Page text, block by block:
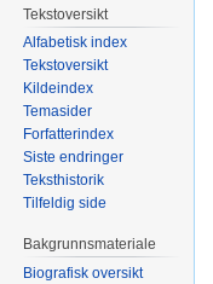
Tekstoversikt
Alfabetisk index
Tekstoversikt
Kildeindex
Temasider
Forfatterindex
Siste endringer
Teksthistorik
Tilfeldig side
Bakgrunnsmateriale
Biografisk oversikt